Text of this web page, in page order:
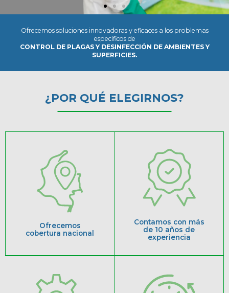
Ofrecemos soluciones innovadoras y eficaces a los problemas
específicos de
CONTROL DE PLAGAS Y DESINFECCIÓN DE AMBIENTES Y
SUPERFICIES.
¿POR QUÉ ELEGIRNOS?
Ofrecemos
cobertura nacional
Contamos con más
de 10 años de
experiencia